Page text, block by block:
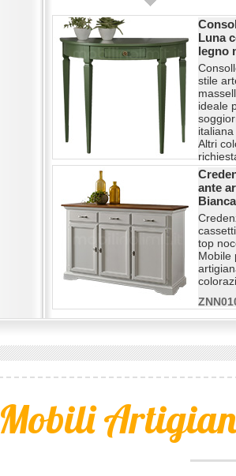
Luna
legno
stile
ideale
Altri
ante
top
Mobile
Mobili